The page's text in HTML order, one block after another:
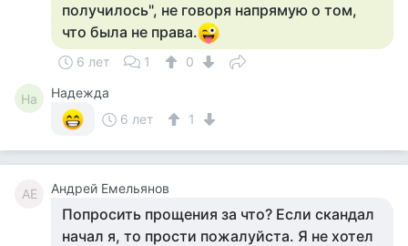
получилось", не говоря напрямую о том,
что была не права.
6 лет 1 0
На
Надежда
6 лет
1
АЕ Андрей Емельянов
Попросить прощения за что? Если скандал
начал я, то прости пожалуйста. Я не хотел